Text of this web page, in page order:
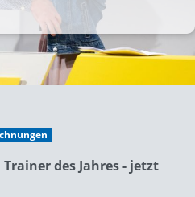
Trainer des Jahres - jetzt